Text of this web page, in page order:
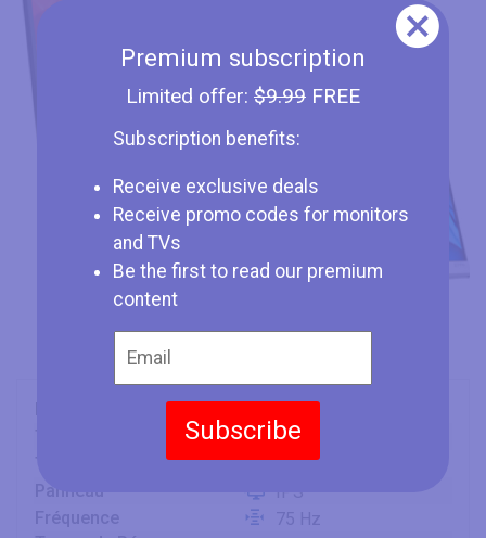
Premium subscription
Limited offer: $9.99FREE
Subscription benefits:
Receive exclusive deals
Receive promo codes for monitors
and TVs
Be the first to read our premium
content
SubscribeMonitor
Taille
27" (inches)
Fréquence
75 Hz